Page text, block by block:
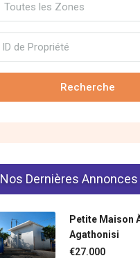
Toutes les Zones
Recherche
Nos Dernières Annonces
Petite Maison
Agathonisi
€27.000